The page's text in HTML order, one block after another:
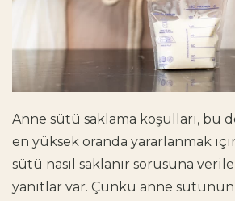
Anne sütü saklama koşulları, bu
en yüksek oranda yararlanmak
sütü nasıl saklanır sorusuna
yanıtlar var. Çünkü anne sütünün